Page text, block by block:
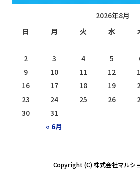
2026年8月
日
月 火 水
« 6月
2
3 4 5
9
10 11 12
16
17 18 19
23
24 25 26
30
31
Copyright (C) 株式会社マルシ